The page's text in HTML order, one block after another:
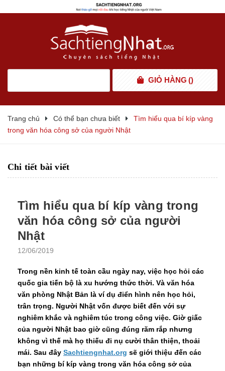
GIỎ HÀNG ()
Trang chủ Có thể bạn chưa biết
Tìm hiểu qua bí kíp vàng
trong văn hóa công sở của người Nhật
Chi tiết bài viết
Tìm hiểu qua bí kíp vàng trong
văn hóa công sở của người
Nhật
12/06/2019
Trong nền kinh tế toàn cầu ngày nay, việc học hỏi các
quốc gia tiến bộ là xu hướng thức thời. Và văn hóa
văn phòng Nhật Bản là ví dụ điển hình nên học hỏi,
trân trọng. Người Nhật vốn được biết đến với sự
nghiêm khắc và nghiêm túc trong công việc. Giờ giấc
của người Nhật bao giờ cũng đúng răm rắp nhưng
không vì thế mà họ thiếu đi nụ cười thân thiện, thoải
mái. Sau đây Sachtiengnhat.org sẽ giới thiệu đến các
bạn những bí kíp vàng trong văn hóa công sở của